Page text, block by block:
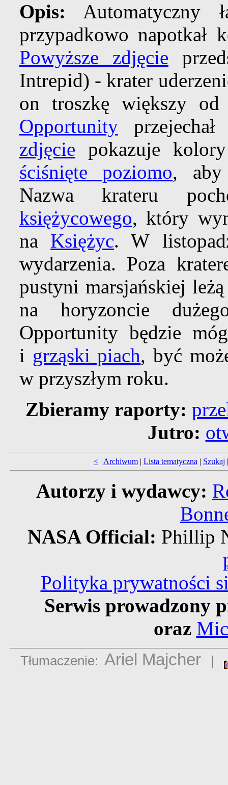
Opis: Automatyczny
przypadkowo napotkał
Powyższe zdjęcie
Intrepid) - krater
on troszkę większy
Opportunity
zdjęcie pokazuje
ściśnięte poziomo,
Nazwa krateru
księżycowego, który
na Księżyc. W
wydarzenia. Poza
pustyni marsjańskiej
na horyzoncie
Opportunity będzie
i grząski piach, być
w przyszłym roku.
Zbieramy raporty:
Jutro:
< | Archiwum | Lista tematyczna | Szukaj
Autorzy i wydawcy:
NASA Official: Phillip
Polityka prywatności
Serwis prowadzony
oraz
Tłumaczenie: Ariel Majcher |